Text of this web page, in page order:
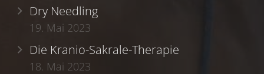
Dry Needling
19. Mai 2023
Die Kranio-Sakrale-Therapie
18. Mai 2023